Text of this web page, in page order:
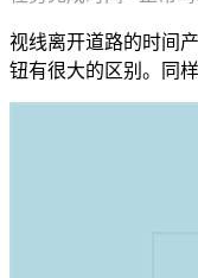
视线离开道路的时间
钮有很大的区别。同